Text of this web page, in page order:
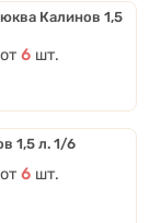
Калинов 1,5
от количества
от6 шт.
1,5 л. 1/6
от количества
от6 шт.